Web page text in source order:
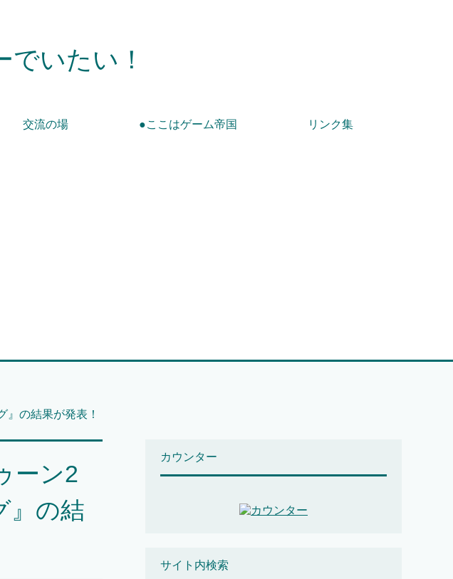
いたい！
交流の場 ●ここはゲーム帝国 リンク集
』の結果が発表！
ーン2
』の結
カウンター
サイト内検索